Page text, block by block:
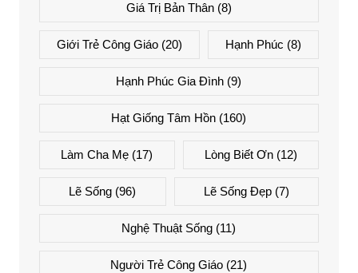
Giá Trị Bản Thân(8)
Giới Trẻ Công Giáo(20) Hạnh Phúc (8)
Hạnh Phúc Gia Đình (9)
Hạt Giống Tâm Hồn (160)
Làm Cha Mẹ (17) Lòng Biết Ơn(12)
Lẽ Sống (96) Lẽ Sống Đẹp(7)
Nghệ Thuật Sống (11)
Người Trẻ Công Giáo (21)